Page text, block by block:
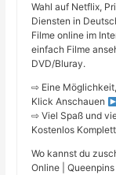
Wahl auf Netflix,
Diensten in
Filme online im
einfach Filme
DVD/Bluray.
⇨ Eine
Klick Anschauen
⇨ Viel Spaß und
Kostenlos Komplett
Wo kannst du
Online |